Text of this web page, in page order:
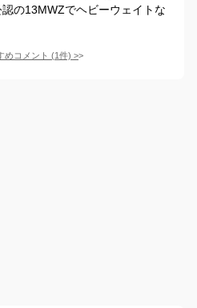
の13MWZでヘビーウェイトな
めコメント (1件) >